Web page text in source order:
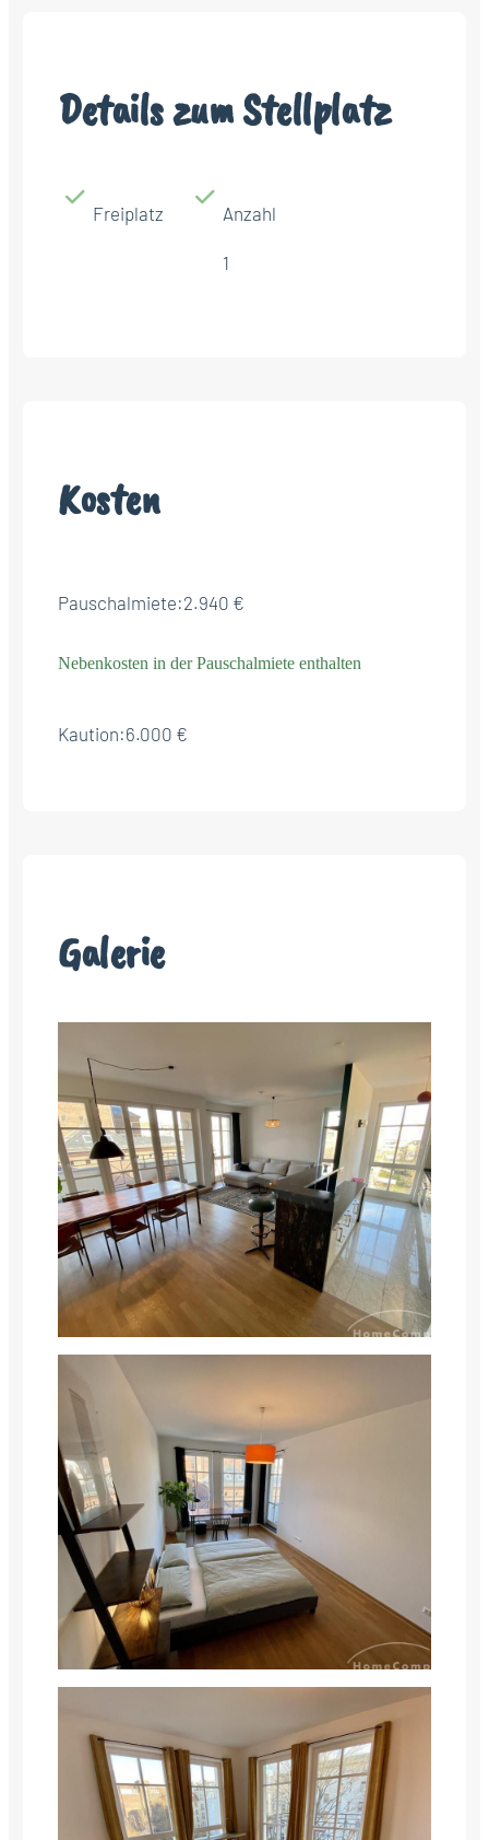
Details zum Stellplatz
Freiplatz Anzahl
1
Kosten
Pauschalmiete:2.940 €
Nebenkosten in der Pauschalmiete enthalten
Kaution:6.000 €
Galerie